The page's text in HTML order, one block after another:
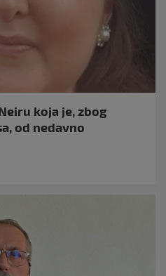
koja je, zbog
od nedavno